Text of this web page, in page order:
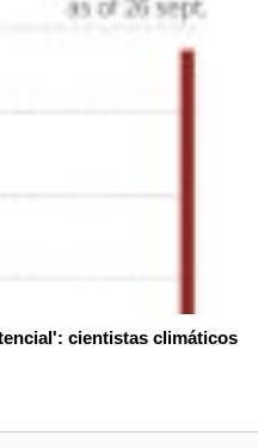
cientistas climáticos